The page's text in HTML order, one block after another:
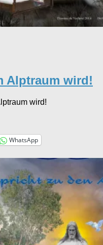
Alptraum wird!
wird!
WhatsApp